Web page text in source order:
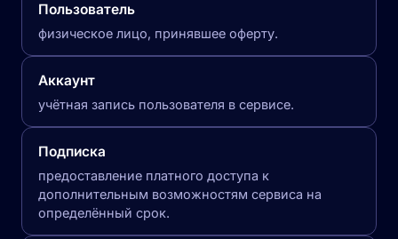
Пользователь
физическое лицо, принявшее оферту.
Аккаунт
учётная запись пользователя в сервисе.
Подписка
предоставление платного доступа к
дополнительным возможностям сервиса на
определённый срок.